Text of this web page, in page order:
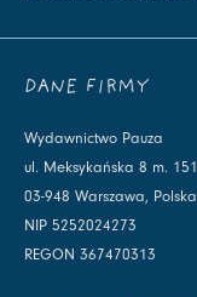
DANE FIRMY
Wydawnictwo Pauza
ul. Meksykańska 8 m. 151
03-948 Warszawa, Polska
NIP 5252024273
REGON 367470313